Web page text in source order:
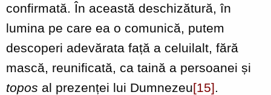
confirmată. În această deschizătură, în
lumina pe care ea o comunică, putem
descoperi adevărata față a celuilalt, fără
mască, reunificată, ca taină a persoanei și
topos al prezenței lui Dumnezeu[15].